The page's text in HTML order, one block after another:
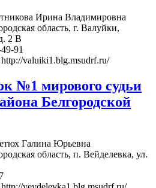
Ирина Владимировна
область, г. Валуйки,
2 В
91
valuiki1.blg.msudrf.ru/
№1 мирового судьи
Белгородской
Галина Юрьевна
область, п. Вейделевка, ул.